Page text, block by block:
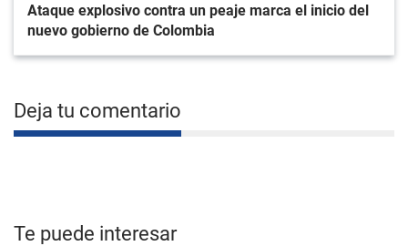
Ataque explosivo contra un peaje marca el inicio del
nuevo gobierno de Colombia
Deja tu comentario
Te puede interesar